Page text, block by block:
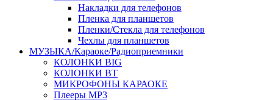
Накладки для телефонов
Пленка для планшетов
Пленки/Стекла для телефонов
Чехлы для планшетов
МУЗЫКА/Караоке/Радиоприемники
КОЛОНКИ BIG
КОЛОНКИ BT
МИКРОФОНЫ КАРАОКЕ
Плееры MP3